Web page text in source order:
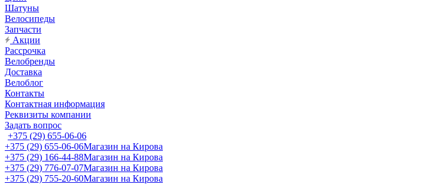
Шатуны
Велосипеды
Запчасти
Акции
Рассрочка
Велобренды
Доставка
Велоблог
Контакты
Контактная информация
Реквизиты компании
Задать вопрос
+375 (29) 655-06-06
+375 (29) 655-06-06Магазин на Кирова
+375 (29) 166-44-88Магазин на Кирова
+375 (29) 776-07-07Магазин на Кирова
+375 (29) 755-20-60Магазин на Кирова